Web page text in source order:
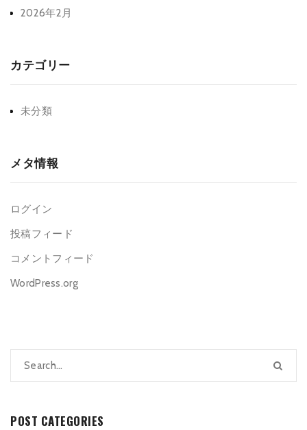
2026年2月
カテゴリー
未分類
メタ情報
ログイン
投稿フィード
コメントフィード
WordPress.org
POST CATEGORIES